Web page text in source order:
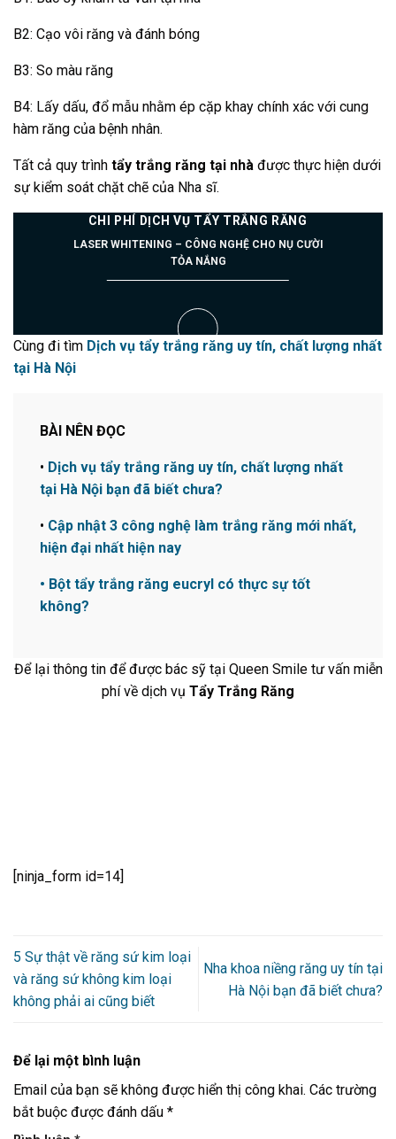
B2: Cạo vôi răng và đánh bóng
B3: So màu răng
B4: Lấy dấu, đổ mẫu nhằm ép cặp khay chính xác với cung
hàm răng của bệnh nhân.
Tất cả quy trình tẩy trắng răng tại nhà được thực hiện dưới
sự kiểm soát chặt chẽ của Nha sĩ.
CHI PHÍ DỊCH VỤ TẨY TRẮNG RĂNG
LASER WHITENING – CÔNG NGHỆ CHO NỤ CƯỜI
TỎA NẮNG
TẨY TRẮNG RĂNG TẠI NHA KHOA
2.000.000 VNĐ
Cùng đi tìm Dịch vụ tẩy trắng răng uy tín, chất lượng nhất
tại Hà Nội
BÀI NÊN ĐỌC
• Dịch vụ tẩy trắng răng uy tín, chất lượng nhất
tại Hà Nội bạn đã biết chưa?
• Cập nhật 3 công nghệ làm trắng răng mới nhất,
hiện đại nhất hiện nay
• Bột tẩy trắng răng eucryl có thực sự tốt
không?
Để lại thông tin để được bác sỹ tại Queen Smile tư vấn miễn
phí về dịch vụ Tẩy Trắng Răng
[ninja_form id=14]
5 Sự thật về răng sứ kim loại
và răng sứ không kim loại
không phải ai cũng biết
Nha khoa niềng răng uy tín tại
Hà Nội bạn đã biết chưa?
Để lại một bình luận
Email của bạn sẽ không được hiển thị công khai. Các trường
bắt buộc được đánh dấu *